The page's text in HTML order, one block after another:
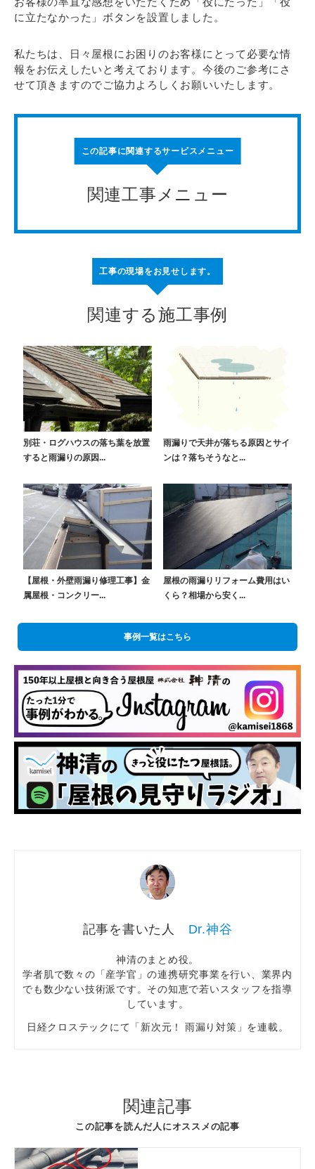
に立たなかった」ボタンを設置しました。
私たちは、日々屋根にお困りのお客様にとって必要な情
報をお伝えしたいと考えております。今後のご参考にさ
せて頂きますのでご協力よろしくお願いいたします。
この記事に関連するサービスメニュー
関連工事メニュー
工事の現場をお見せします。
関連する施工事例
別荘・ログハウスの落ち葉を放置
すると雨漏りの原因...
雨漏りで天井が落ちる原因とサイ
ンは？落ちそうなと...
【屋根・外壁雨漏り修理工事】金
属屋根・コンクリー...
屋根の雨漏りリフォーム費用はい
くら？相場から安く...
事例一覧はこちら
Dr.神谷
神清のまとめ役。
学者肌で数々の「産学官」の連携研究事業を行い、業界内
でも数少ない技術派です。その知恵で若いスタッフを指導
しています。
日経クロステックにて「新次元！ 雨漏り対策」を連載。
関連記事
この記事を読んだ人にオススメの記事